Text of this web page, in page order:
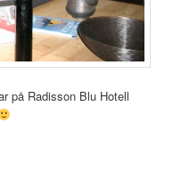
på Radisson Blu Hotell